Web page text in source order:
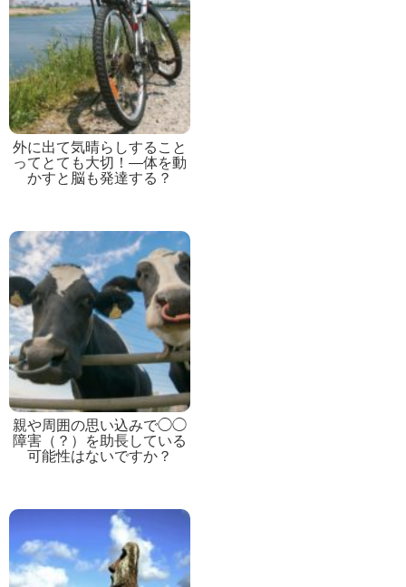
外に出て気晴らしすること
ってとても大切！―体を動
かすと脳も発達する？
親や周囲の思い込みで◯◯
障害（？）を助長している
可能性はないですか？